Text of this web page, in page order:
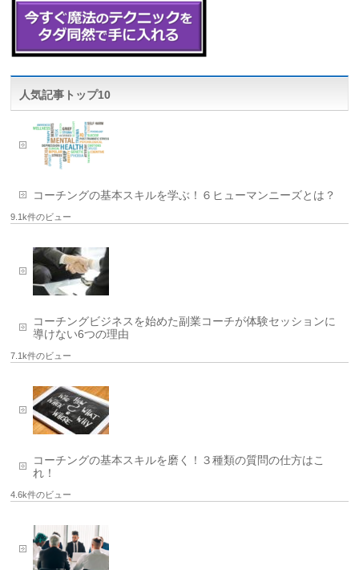
人気記事トップ10
コーチングの基本スキルを学ぶ！６ヒューマンニーズとは？
9.1k件のビュー
コーチングビジネスを始めた副業コーチが体験セッションに
導けない6つの理由
7.1k件のビュー
コーチングの基本スキルを磨く！３種類の質問の仕方はこ
れ！
4.6k件のビュー